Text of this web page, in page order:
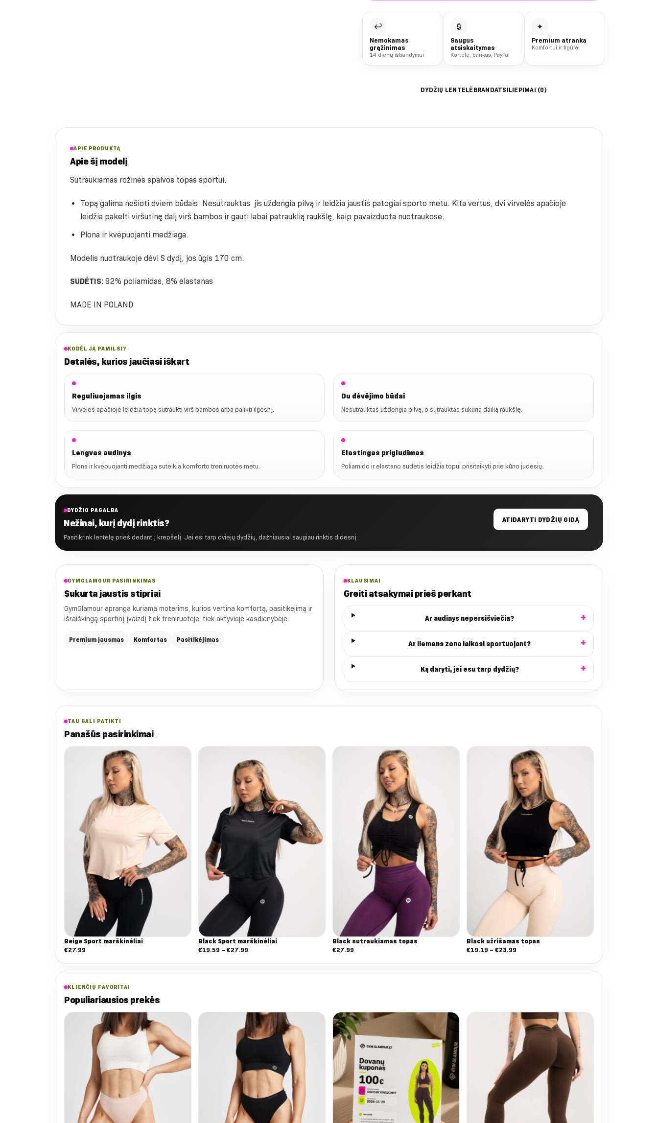
↩
Nemokamas
grąžinimas
14 dienų išbandymui
🔒
Saugus
atsiskaitymas
Kortelė, bankas, PayPal
✦
Premium atranka
Komfortui ir figūrai
DYDŽIŲ LENTELĖ BRANDATSILIEPIMAI (0)
APIE PRODUKTĄ
Apie šį modelį
Sutraukiamas rožinės spalvos topas sportui.
Topą galima nešioti dviem būdais. Nesutrauktas jis uždengia pilvą ir leidžia jaustis patogiai sporto metu. Kita vertus, dvi virvelės apačioje
leidžia pakelti viršutinę dalį virš bambos ir gauti labai patrauklią raukšlę, kaip pavaizduota nuotraukose.
Plona ir kvėpuojanti medžiaga.
Modelis nuotraukoje dėvi S dydį, jos ūgis 170 cm.
SUDĖTIS: 92% poliamidas, 8% elastanas
MADE IN POLAND
KODĖL JĄ PAMILSI?
Detalės, kurios jaučiasi iškart
Reguliuojamas ilgis
Virvelės apačioje leidžia topą sutraukti virš bambos arba palikti ilgesnį.
Du dėvėjimo būdai
Nesutrauktas uždengia pilvą, o sutrauktas sukuria dailią raukšlę.
Lengvas audinys
Plona ir kvėpuojanti medžiaga suteikia komforto treniruotės metu.
Elastingas prigludimas
Poliamido ir elastano sudėtis leidžia topui prisitaikyti prie kūno judesių.
DYDŽIO PAGALBA
Nežinai, kurį dydį rinktis?
Pasitikrink lentelę prieš dedant į krepšelį. Jei esi tarp dviejų dydžių, dažniausiai saugiau rinktis didesnį.
ATIDARYTI DYDŽIŲ GIDĄ
GYMGLAMOUR PASIRINKIMAS
Sukurta jaustis stipriai
GymGlamour apranga kuriama moterims, kurios vertina komfortą, pasitikėjimą ir
išraiškingą sportinį įvaizdį tiek treniruotėje, tiek aktyvioje kasdienybėje.
Premium jausmas Komfortas Pasitikėjimas
KLAUSIMAI
Greiti atsakymai prieš perkant
Ar audinys nepersišviečia?
Ar liemens zona laikosi sportuojant?
Ką daryti, jei esu tarp dydžių?
TAU GALI PATIKTI
Panašūs pasirinkimai
Beige Sport marškinėliai
€27.99
Black Sport marškinėliai
€19.59 – €27.99
Black sutraukiamas topas
€27.99
Black užrišamas topas
€19.19 – €23.99
KLIENČIŲ FAVORITAI
Populiariausios prekės